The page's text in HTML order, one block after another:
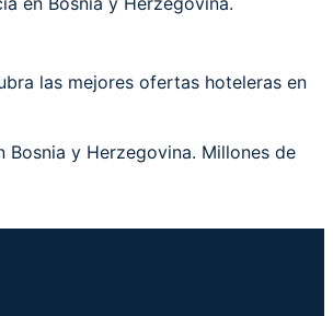
las mejores ofertas hoteleras en
y Herzegovina. Millones de